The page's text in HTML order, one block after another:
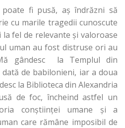
poate fi pusă, aș îndrăzni să
cu marile tragedii cunoscute
fel de relevante și valoroase
uman au fost distruse ori au
gândesc la Templul din
de babilonieni, iar a doua
la Biblioteca din Alexandria
de foc, încheind astfel un
conștiinței umane și a
care rămâne imposibil de